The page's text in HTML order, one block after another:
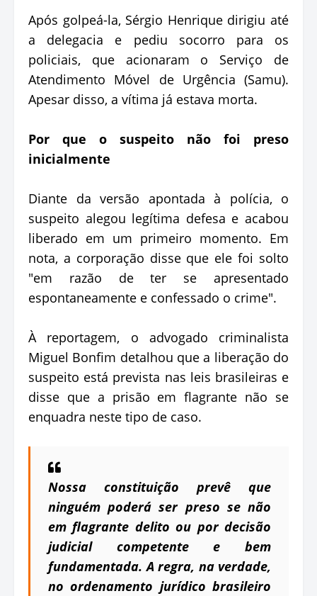
Após golpeá-la, Sérgio Henrique dirigiu até
a delegacia e pediu socorro para os
policiais, que acionaram o Serviço de
Atendimento Móvel de Urgência (Samu).
Apesar disso, a vítima já estava morta.
Por que o suspeito não foi preso
inicialmente
Diante da versão apontada à polícia, o
suspeito alegou legítima defesa e acabou
liberado em um primeiro momento. Em
nota, a corporação disse que ele foi solto
"em razão de ter se apresentado
espontaneamente e confessado o crime".
À reportagem, o advogado criminalista
Miguel Bonfim detalhou que a liberação do
suspeito está prevista nas leis brasileiras e
disse que a prisão em flagrante não se
enquadra neste tipo de caso.
Nossa constituição prevê que
ninguém poderá ser preso se não
em flagrante delito ou por decisão
judicial competente e bem
fundamentada. A regra, na verdade,
no ordenamento jurídico brasileiro